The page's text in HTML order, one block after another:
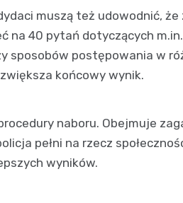
muszą też udowodnić, że
na 40 pytań dotyczących
sposobów postępowania w
końcowy wynik.
naboru. Obejmuje
pełni na rzecz
wyników.